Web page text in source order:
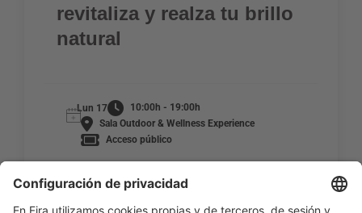
revitaliza y realza tu brillo
natural
Lun 17
10:00h - 19:00h
Sala Outdoor & Wellness Experience
Acceso público